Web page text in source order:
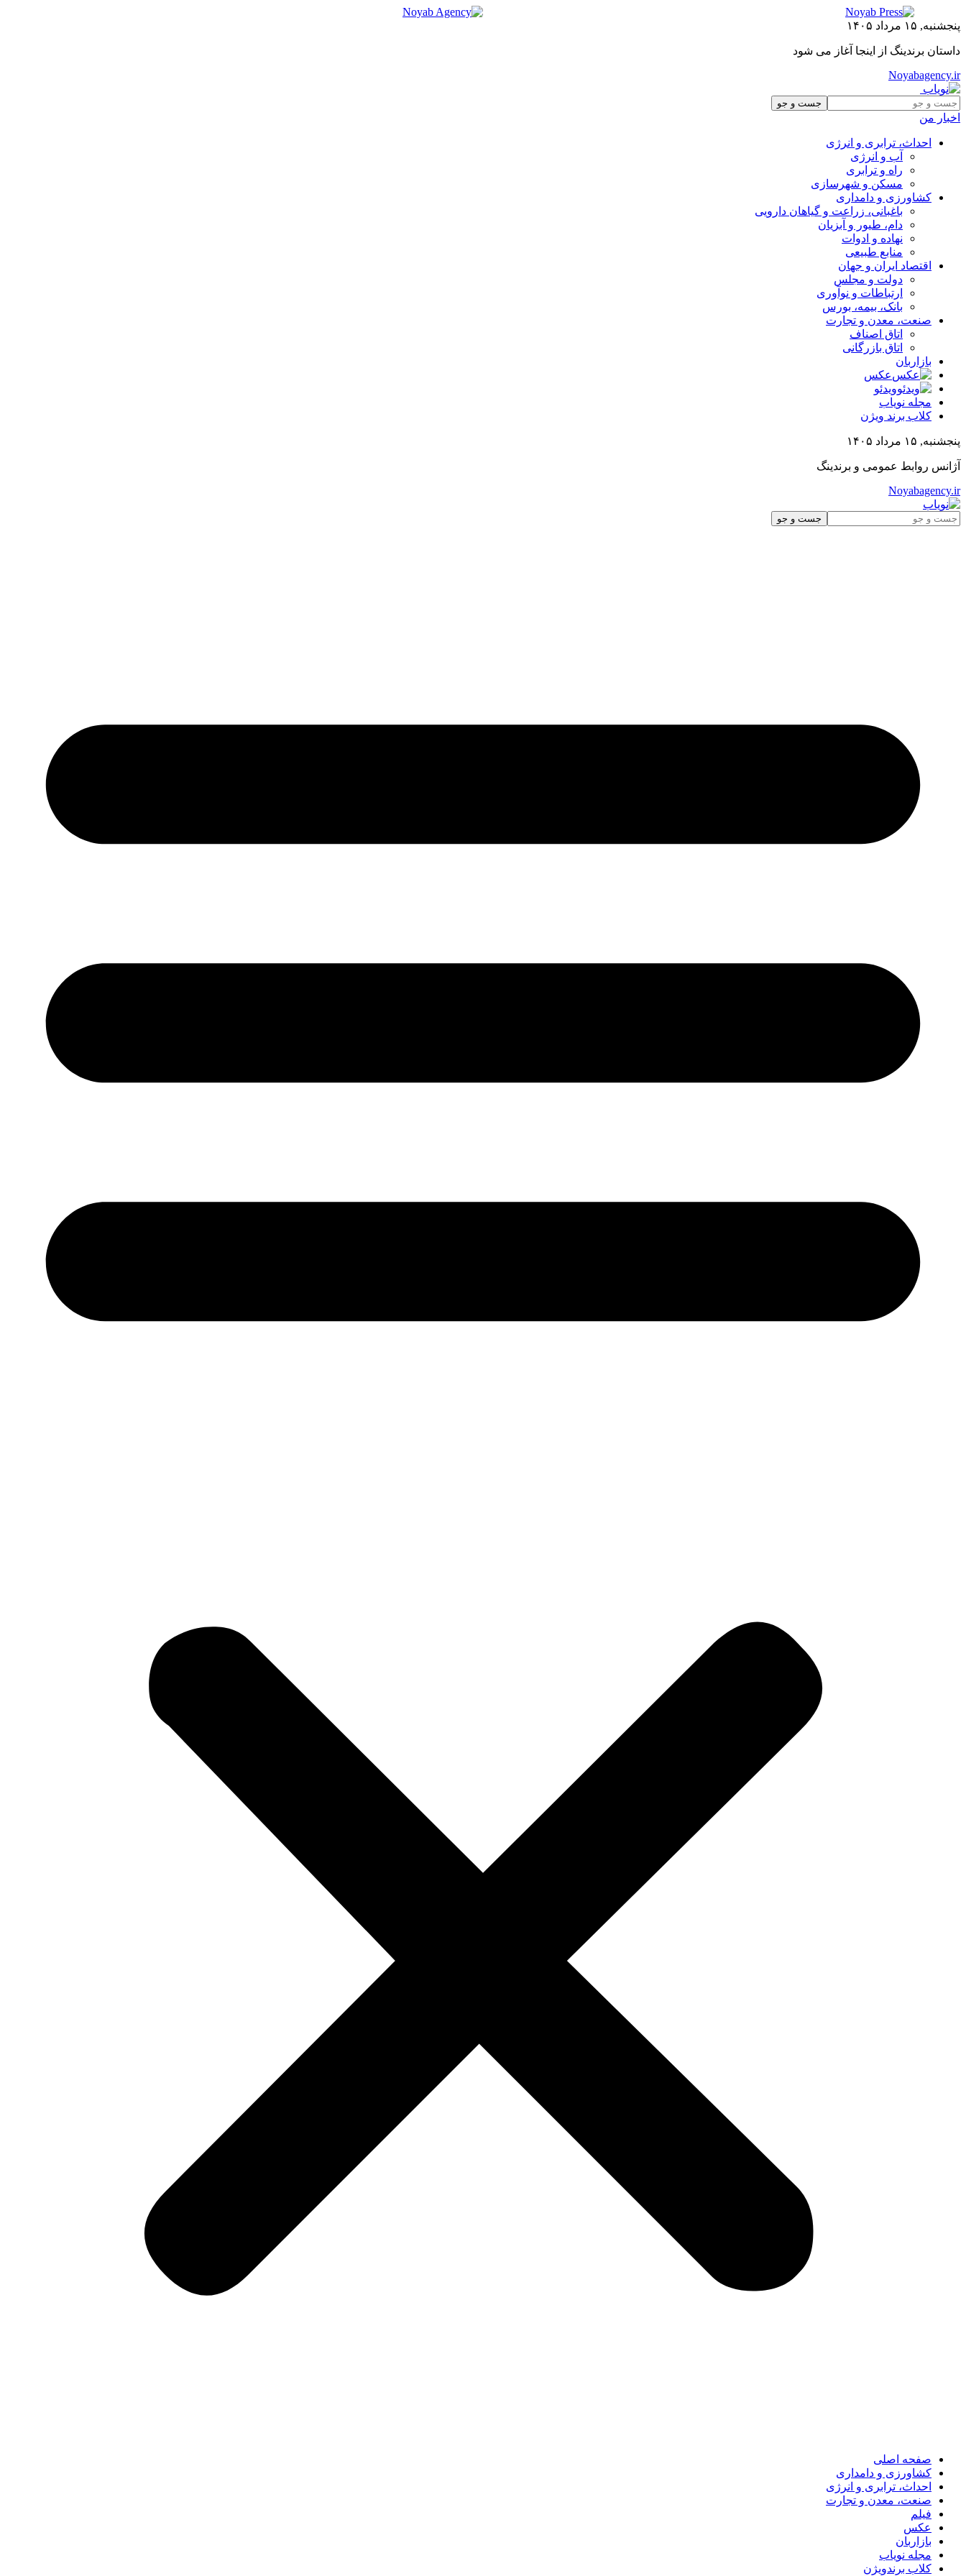
پنجشنبه, ۱۵ مرداد ۱۴۰۵
داستان برندینگ از اینجا آغاز می شود
Noyabagency.ir
اخبار من
احداث، ترابری و انرژی
آب و انرژی
راه و ترابری
مسکن و شهرسازی
کشاورزی و دامداری
باغبانی، زراعت و گیاهان دارویی
دام، طیور و آبزیان
نهاده و ادوات
منابع طبیعی
اقتصاد ایران و جهان
دولت و مجلس
ارتباطات و نوآوری
بانک، بیمه، بورس
صنعت، معدن و تجارت
اتاق اصناف
اتاق بازرگانی
بازاربان
عکس
ویدئو
مجله نویاب
کلاب برند ویژن
پنجشنبه, ۱۵ مرداد ۱۴۰۵
آژانس روابط عمومی و برندینگ
Noyabagency.ir
صفحه اصلی
کشاورزی و دامداری
احداث، ترابری و انرژی
صنعت، معدن و تجارت
فیلم
عکس
بازاربان
مجله نویاب
کلاب برندویژن